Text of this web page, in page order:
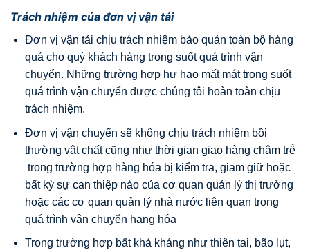
Trách nhiệm của đơn vị vận tải
Đơn vị vận tải chịu trách nhiệm bảo quản toàn bộ hàng
quá cho quý khách hàng trong suốt quá trình vận
chuyển. Những trường hợp hư hao mất mát trong suốt
quá trình vận chuyển được chúng tôi hoàn toàn chịu
trách nhiệm.
Đơn vị vận chuyển sẽ không chịu trách nhiệm bồi
thường vật chất cũng như thời gian giao hàng chậm trễ
trong trường hợp hàng hóa bị kiểm tra, giam giữ hoặc
bất kỳ sự can thiệp nào của cơ quan quản lý thị trường
hoặc các cơ quan quản lý nhà nước liên quan trong
quá trình vận chuyển hang hóa
Trong trường hợp bất khả kháng như thiên tai, bão lụt,